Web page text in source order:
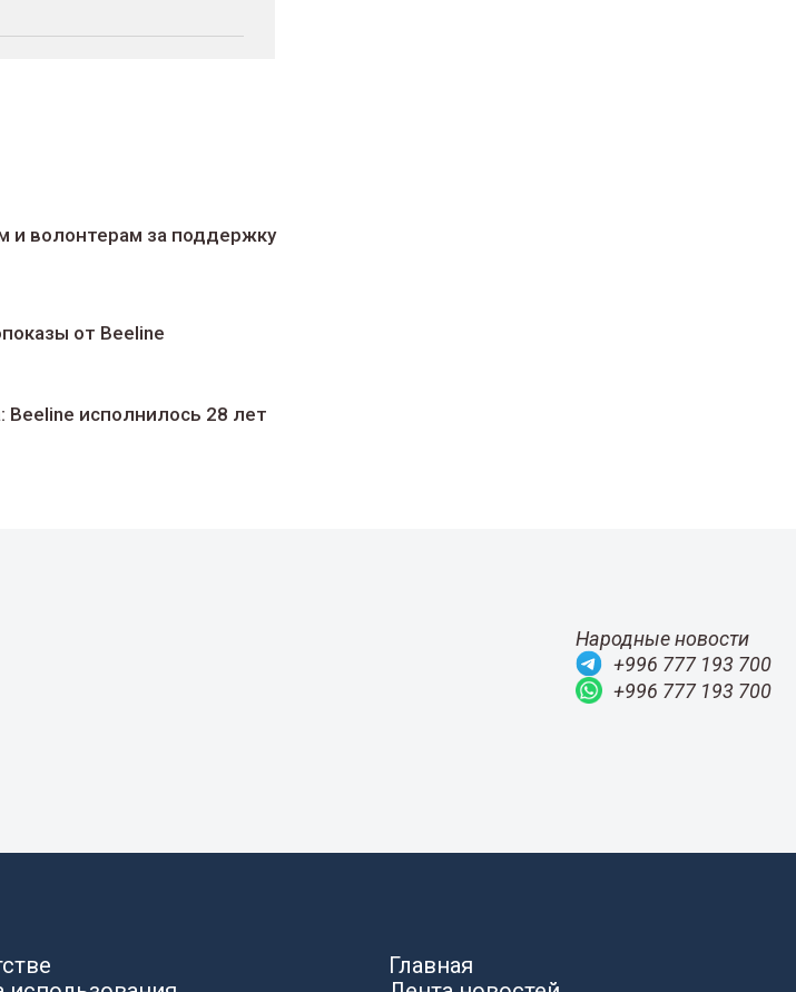
и волонтерам за поддержку
от Beeline
Beeline исполнилось 28 лет
Народные новости
+996 777 193 700
+996 777 193 700
Главная